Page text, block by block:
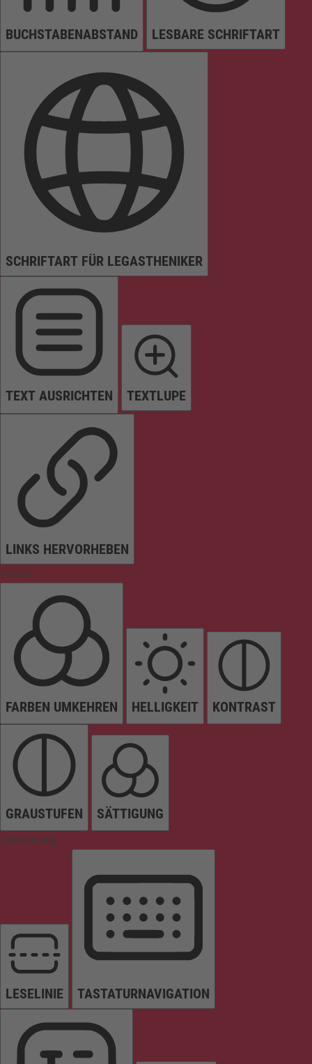
BUCHSTABENABSTAND LESBARE SCHRIFTART
SCHRIFTART FÜR LEGASTHENIKER
TEXT AUSRICHTEN TEXTLUPE
LINKS HERVORHEBEN
Farben
FARBEN UMKEHREN HELLIGKEIT KONTRAST
GRAUSTUFEN SÄTTIGUNG
Orientierung
LESELINIE TASTATURNAVIGATION